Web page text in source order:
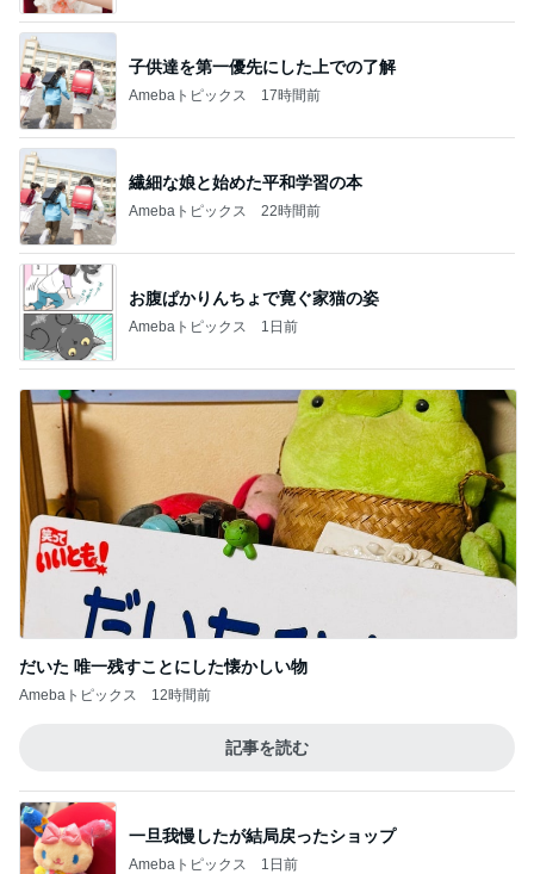
子供達を第一優先にした上での了解
Amebaトピックス 17時間前
繊細な娘と始めた平和学習の本
Amebaトピックス 22時間前
お腹ぱかりんちょで寛ぐ家猫の姿
Amebaトピックス 1日前
だいた 唯一残すことにした懐かしい物
Amebaトピックス 12時間前
記事を読む
一旦我慢したが結局戻ったショップ
Amebaトピックス 1日前